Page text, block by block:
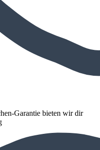
Garantie bieten wir dir